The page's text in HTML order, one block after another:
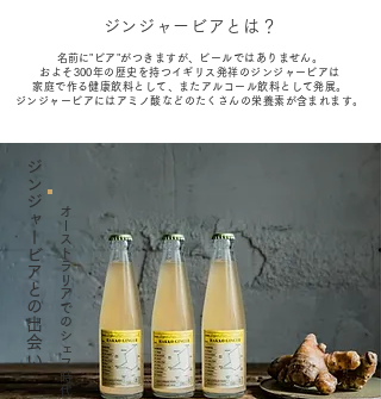
ジンジャービアとは？
​名前に"ビア"がつきますが、ビールではありません。
​およそ300年の歴史を持つイギリス発祥のジンジャービアは
家庭で作る健康飲料として、またアルコール飲料として発展。
​ジンジャービアにはアミノ酸などのたくさんの栄養素が含まれます。
ジンジャービ
アとの出会いオーストラリアでのシェフ時代